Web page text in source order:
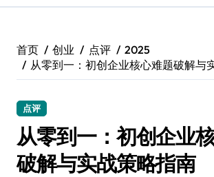
首页 创业 点评
2025
从零到一：初创企业核心难题破解与
点评
从零到一：初创企业
破解与实战策略指南